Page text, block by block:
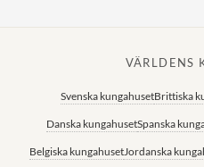
VÄRLDENS
Svenska kungahusetBrittiska
Danska kungahusetSpanska
Belgiska kungahusetJordanska